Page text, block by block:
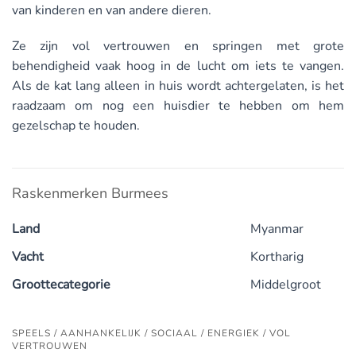
van kinderen en van andere dieren.
Ze zijn vol vertrouwen en springen met grote
behendigheid vaak hoog in de lucht om iets te vangen.
Als de kat lang alleen in huis wordt achtergelaten, is het
raadzaam om nog een huisdier te hebben om hem
gezelschap te houden.
Raskenmerken Burmees
Land
Myanmar
Vacht
Kortharig
Groottecategorie
Middelgroot
SPEELS / AANHANKELIJK / SOCIAAL / ENERGIEK / VOL
VERTROUWEN